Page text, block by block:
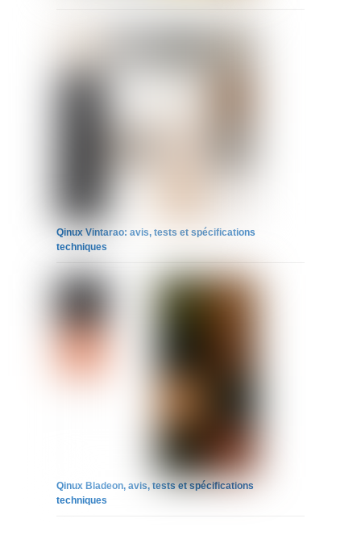
Qinux Vintarao: avis, tests et spécifications
techniques
Qinux Bladeon, avis, tests et spécifications
techniques